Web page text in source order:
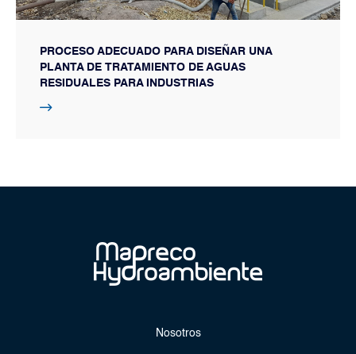
PROCESO ADECUADO PARA DISEÑAR UNA
PLANTA DE TRATAMIENTO DE AGUAS
RESIDUALES PARA INDUSTRIAS
Nosotros